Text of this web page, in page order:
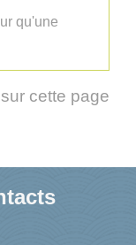
qu'une
cette page